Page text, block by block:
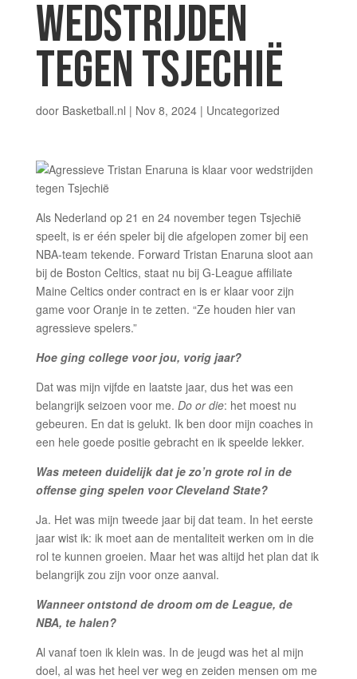
WEDSTRIJDEN
TEGEN TSJECHIË
door Basketball.nl | Nov 8, 2024| Uncategorized
Als Nederland op 21 en 24 november tegen Tsjechië
speelt, is er één speler bij die afgelopen zomer bij een
NBA-team tekende. Forward Tristan Enaruna sloot aan
bij de Boston Celtics, staat nu bij G-League affiliate
Maine Celtics onder contract en is er klaar voor zijn
game voor Oranje in te zetten. “Ze houden hier van
agressieve spelers.”
Hoe ging college voor jou, vorig jaar?
Dat was mijn vijfde en laatste jaar, dus het was een
belangrijk seizoen voor me. Do or die: het moest nu
gebeuren. En dat is gelukt. Ik ben door mijn coaches in
een hele goede positie gebracht en ik speelde lekker.
Was meteen duidelijk dat je zo’n grote rol in de
offense ging spelen voor Cleveland State?
Ja. Het was mijn tweede jaar bij dat team. In het eerste
jaar wist ik: ik moet aan de mentaliteit werken om in die
rol te kunnen groeien. Maar het was altijd het plan dat ik
belangrijk zou zijn voor onze aanval.
Wanneer ontstond de droom om de League, de
NBA, te halen?
Al vanaf toen ik klein was. In de jeugd was het al mijn
doel, al was het heel ver weg en zeiden mensen om me